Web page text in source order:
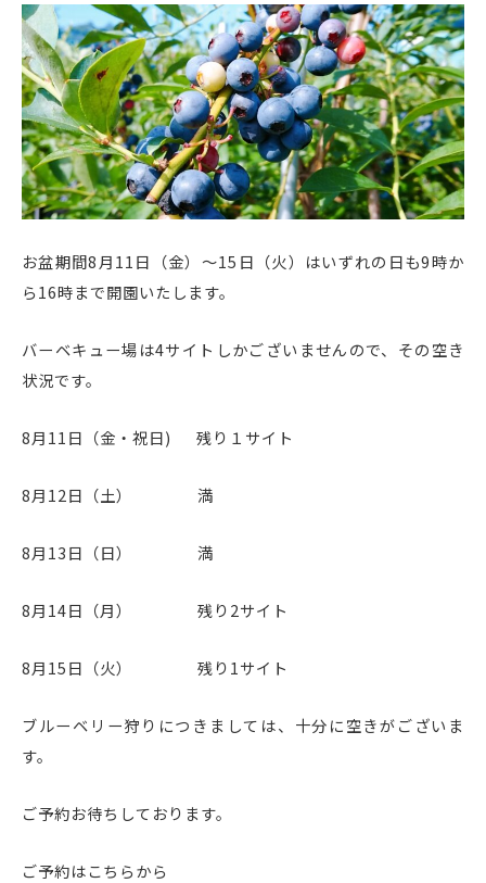
お盆期間8月11日（金）～15日（火）はいずれの日も9時か
ら16時まで開園いたします。
バーベキュー場は4サイトしかございませんので、その空き
状況です。
8月11日（金・祝日) 残り１サイト
8月12日（土） 満
8月13日（日） 満
8月14日（月） 残り2サイト
8月15日（火） 残り1サイト
ブルーベリー狩りにつきましては、十分に空きがございま
す。
ご予約お待ちしております。
ご予約はこちらから